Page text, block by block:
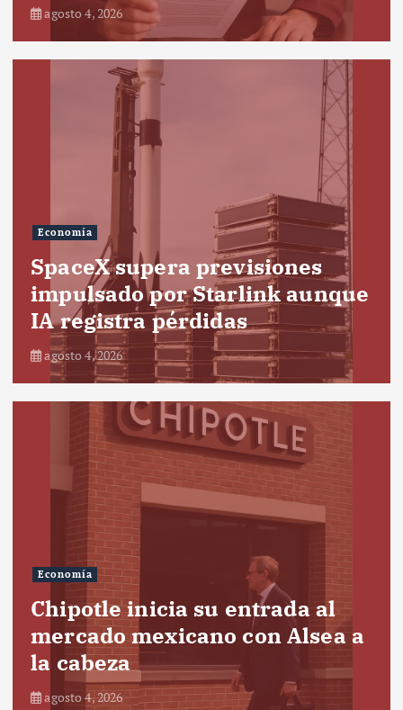
agosto 4, 2026
Economía
SpaceX supera previsiones
impulsado por Starlink aunque
IA registra pérdidas
agosto 4, 2026
Economía
Chipotle inicia su entrada al
mercado mexicano con Alsea a
la cabeza
agosto 4, 2026